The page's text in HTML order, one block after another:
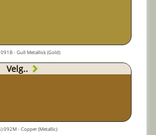
- Gull Metallisk (Gold)
Velg..
092M - Copper (Metallic)